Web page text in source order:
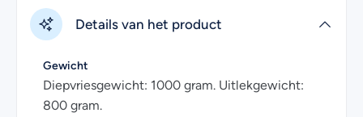
Het product wordt uitstekend gekoeld verzonden en kan
een temperatuur van maximaal 4 graden.
Details van het product
Gewicht
Diepvriesgewicht: 1000 gram. Uitlekgewicht:
800 gram.